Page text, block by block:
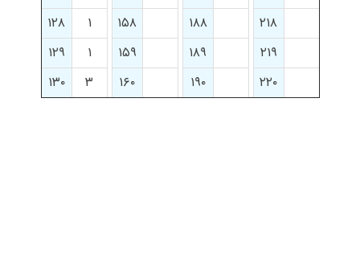
۲۱۸
۱۸۸ ۱۵۸ ۱
۱۲۸
۲۱۹
۱۸۹ ۱۵۹ ۱
۱۲۹
۲۲۰
۱۹۰ ۱۶۰ ۳ ۱۳۰